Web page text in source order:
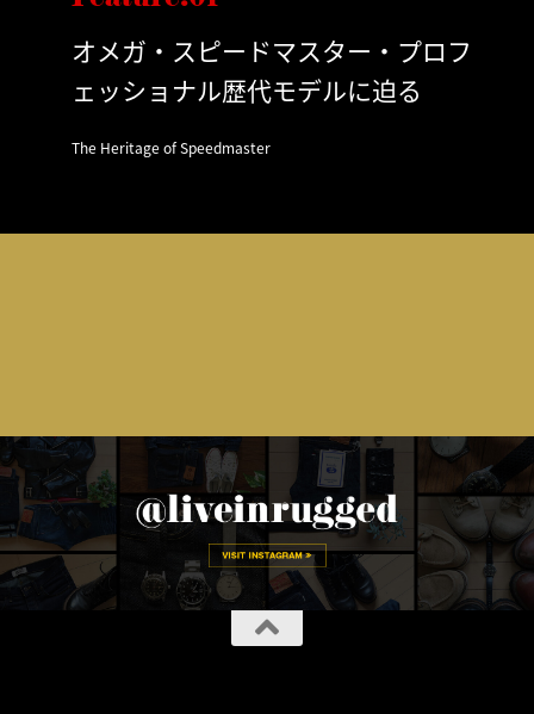
オメガ・スピードマスター・プロフ
ェッショナル歴代モデルに迫る
The Heritage of Speedmaster